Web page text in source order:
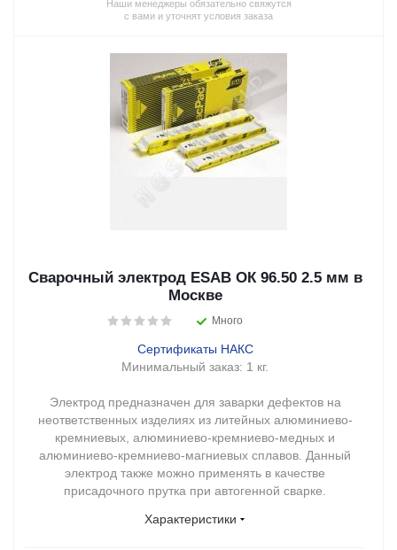
Наши менеджеры обязательно свяжутся
с вами и уточнят условия заказа
Сварочный электрод ESAB ОК 96.50 2.5 мм в
Москве
Много
Сертификаты НАКС
Минимальный заказ: 1 кг.
Электрод предназначен для заварки дефектов на
неответственных изделиях из литейных алюминиево-
кремниевых, алюминиево-кремниево-медных и
алюминиево-кремниево-магниевых сплавов. Данный
электрод также можно применять в качестве
присадочного прутка при автогенной сварке.
Характеристики